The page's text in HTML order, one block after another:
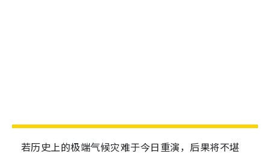
若历史上的极端气候灾难于今日重演，后果将不堪